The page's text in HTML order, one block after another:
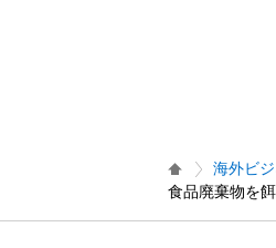
海外ビ
食品廃棄物を